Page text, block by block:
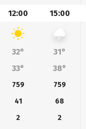
12:00 15:00
32° 31°
33° 38°
759 759
41 68
2 2